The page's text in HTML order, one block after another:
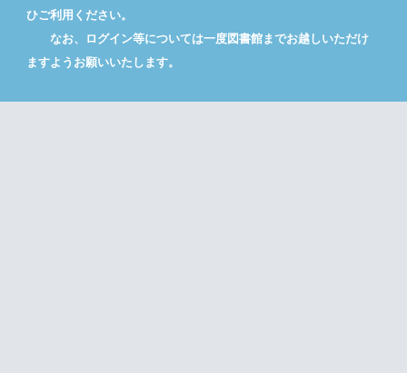
ひご利用ください。
なお、ログイン等については一度図書館までお越しいただけ
ますようお願いいたします。